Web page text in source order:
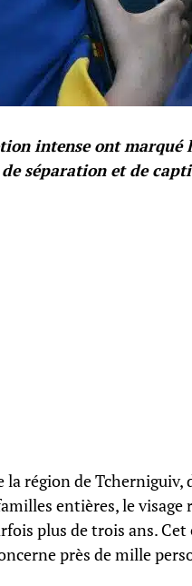
intense ont
de séparation et de
région de
entières, le
plus de trois ans.
près de mille